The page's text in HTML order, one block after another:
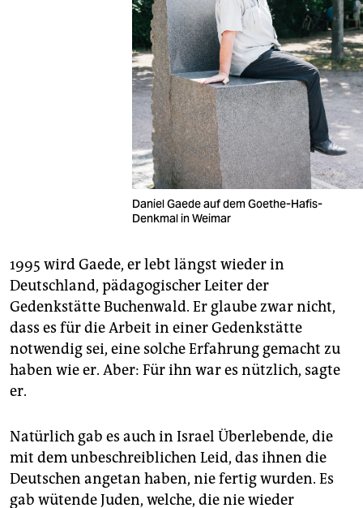
Daniel Gaede auf dem Goethe-Hafis-
Denkmal in Weimar
1995 wird Gaede, er lebt längst wieder in
Deutschland, pädagogischer Leiter der
Gedenkstätte Buchenwald. Er glaube zwar nicht,
dass es für die Arbeit in einer Gedenkstätte
notwendig sei, eine solche Erfahrung gemacht zu
haben wie er. Aber: Für ihn war es nützlich, sagte
er.
Natürlich gab es auch in Israel Überlebende, die
mit dem unbeschreiblichen Leid, das ihnen die
Deutschen angetan haben, nie fertig wurden. Es
gab wütende Juden, welche, die nie wieder